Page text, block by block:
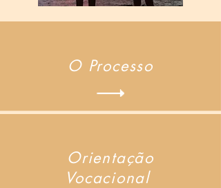
O Processo
Orientação
Vocacional